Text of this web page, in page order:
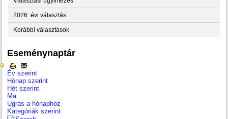
2026. évi választás
Korábbi választások
Eseménynaptár
Év szerint
Hónap szerint
Hét szerint
Ma
Ugrás a hónaphoz
Kategóriák szerint